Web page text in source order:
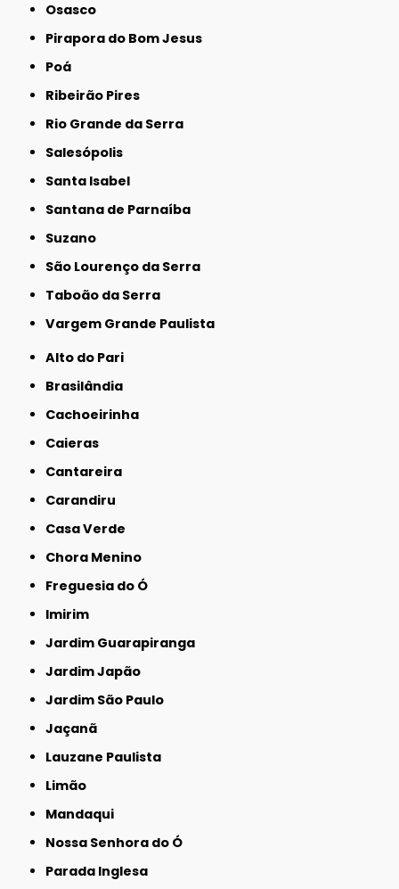
Osasco
Pirapora do Bom Jesus
Poá
Ribeirão Pires
Rio Grande da Serra
Salesópolis
Santa Isabel
Santana de Parnaíba
Suzano
São Lourenço da Serra
Taboão da Serra
Vargem Grande Paulista
Alto do Pari
Brasilândia
Cachoeirinha
Caieras
Cantareira
Carandiru
Casa Verde
Chora Menino
Freguesia do Ó
Imirim
Jardim Guarapiranga
Jardim Japão
Jardim São Paulo
Jaçanã
Lauzane Paulista
Limão
Mandaqui
Nossa Senhora do Ó
Parada Inglesa